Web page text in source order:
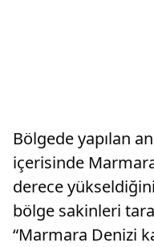
Bölgede yapılan
içerisinde
derece
bölge sakinleri
“Marmara Denizi